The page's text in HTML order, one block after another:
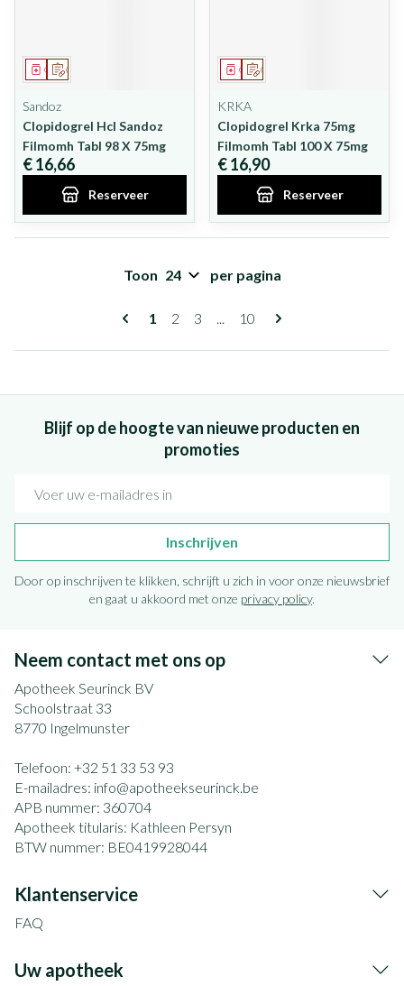
Op voorschrift
Geneesmiddel
Sandoz
Clopidogrel Hcl Sandoz
Filmomh Tabl 98 X 75mg
€ 16,66
Reserveer
Op voorschrift
Geneesmiddel
KRKA
Clopidogrel Krka 75mg
Filmomh Tabl 100 X 75mg
€ 16,90
Reserveer
Pagina's
U lees momenteel pagina
1 Pagina
2 Pagina
3 ... Pagina
10
Toon per pagina
Blijf op de hoogte van nieuwe producten en
promoties
Inschrijven
Door op inschrijven te klikken, schrijft u zich in voor onze nieuwsbrief
en gaat u akkoord met onze privacy policy.
Neem contact met ons op
Apotheek Seurinck BV
Schoolstraat 33
8770 Ingelmunster
Telefoon: +32 51 33 53 93
E-mailadres: info@apotheekseurinck.be
APB nummer: 360704
Apotheek titularis: Kathleen Persyn
BTW nummer: BE0419928044
Klantenservice
FAQ
Uw apotheek